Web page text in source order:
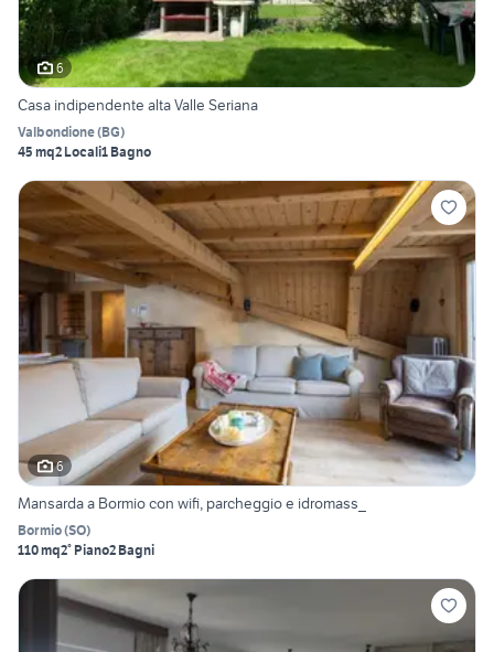
6
Casa indipendente alta Valle Seriana
Valbondione(BG)
45 mq2 Locali1 Bagno
6
Mansarda a Bormio con wifi, parcheggio e idromass_
Bormio(SO)
110 mq2° Piano2 Bagni